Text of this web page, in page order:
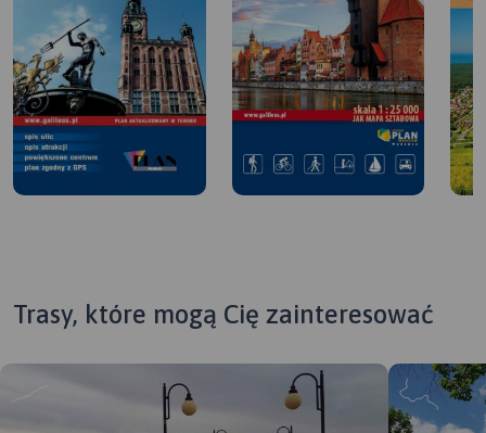
Trasy, które mogą Cię zainteresować